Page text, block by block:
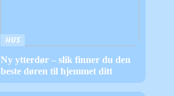
HUS
Ny ytterdør – slik finner du den
beste døren til hjemmet ditt